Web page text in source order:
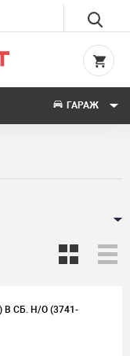
ГАРАЖ
СБ. Н/О (3741-